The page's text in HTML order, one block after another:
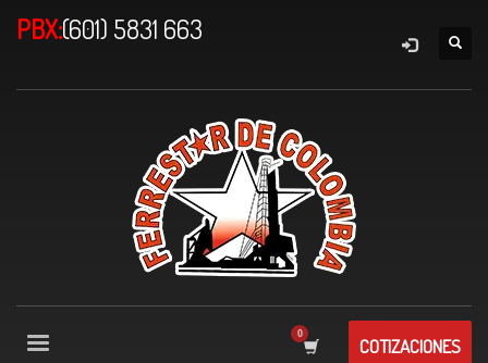
PBX:(601) 5831 663
COTIZACIONES